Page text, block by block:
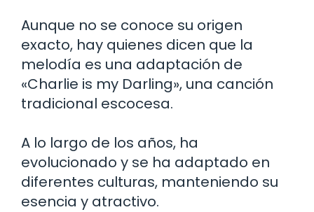
Aunque no se conoce su origen
exacto, hay quienes dicen que la
melodía es una adaptación de
«Charlie is my Darling», una canción
tradicional escocesa.
A lo largo de los años, ha
evolucionado y se ha adaptado en
diferentes culturas, manteniendo su
esencia y atractivo.